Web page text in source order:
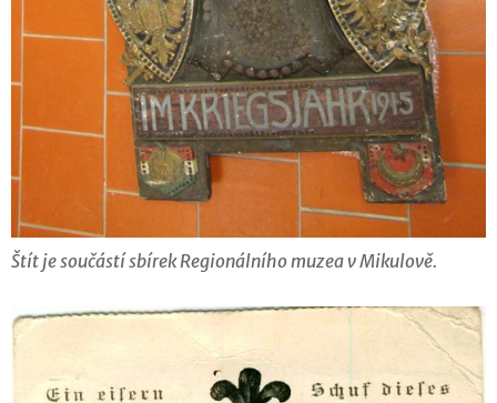
Štít je součástí sbírek Regionálního muzea v Mikulově.